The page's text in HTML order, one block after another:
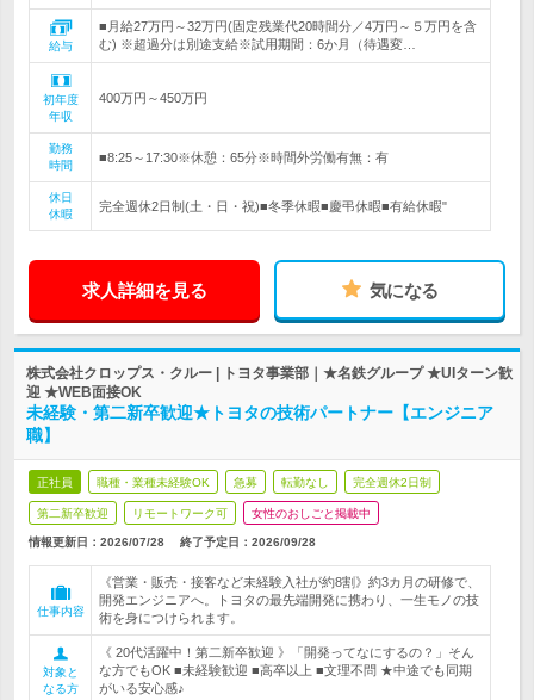
給与
■月給27万円～32万円(固定残業代20時間分／4万円～５万円を含
む) ※超過分は別途支給※試用期間：6か月（待遇変…
初年度
年収
400万円～450万円
勤務
時間
■8:25～17:30※休憩：65分※時間外労働有無：有
休日
休暇
完全週休2日制(土・日・祝)■冬季休暇■慶弔休暇■有給休暇"
求人詳細を見る 気になる
株式会社クロップス・クルー | トヨタ事業部｜★名鉄グループ ★UIターン歓
迎 ★WEB面接OK
未経験・第二新卒歓迎★トヨタの技術パートナー【エンジニア
職】
正社員 職種・業種未経験OK 急募 転勤なし 完全週休2日制
第二新卒歓迎 リモートワーク可 女性のおしごと掲載中
情報更新日：2026/07/28 終了予定日： 2026/09/28
仕事内容
《営業・販売・接客など未経験入社が約8割》約3カ月の研修で、
開発エンジニアへ。トヨタの最先端開発に携わり、一生モノの技
術を身につけられます。
対象と
なる方
《 20代活躍中！第二新卒歓迎 》「開発ってなにするの？」そん
な方でもOK ■未経験歓迎 ■高卒以上 ■文理不問 ★中途でも同期
がいる安心感♪